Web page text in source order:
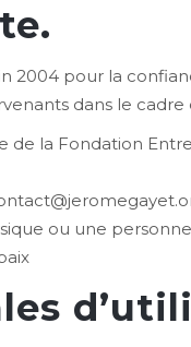
2004 pour la
dans le cadre
de la Fondation
ou une